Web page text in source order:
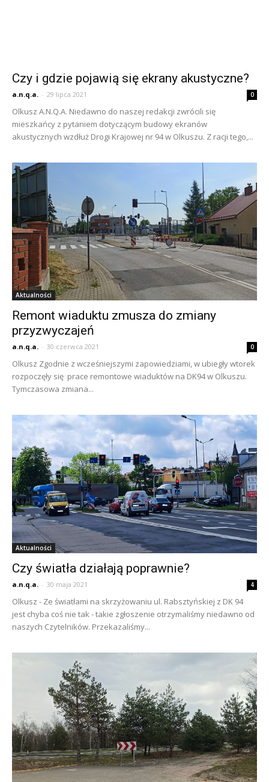
Czy i gdzie pojawią się ekrany akustyczne?
a.n.q.a. - 29 lipca 2021 0
Olkusz A.N.Q.A. Niedawno do naszej redakcji zwrócili się
mieszkańcy z pytaniem dotyczącym budowy ekranów
akustycznych wzdłuż Drogi Krajowej nr 94 w Olkuszu. Z racji tego,...
Aktualności
Remont wiaduktu zmusza do zmiany
przyzwyczajeń
a.n.q.a. - 30 czerwca 2021 0
Olkusz Zgodnie z wcześniejszymi zapowiedziami, w ubiegły wtorek
rozpoczęły się prace remontowe wiaduktów na DK94 w Olkuszu.
Tymczasowa zmiana...
Aktualności
Czy światła działają poprawnie?
a.n.q.a. - 30 maja 2021 4
Olkusz - Ze światłami na skrzyżowaniu ul. Rabsztyńskiej z DK 94
jest chyba coś nie tak - takie zgłoszenie otrzymaliśmy niedawno od
naszych Czytelników. Przekazaliśmy...